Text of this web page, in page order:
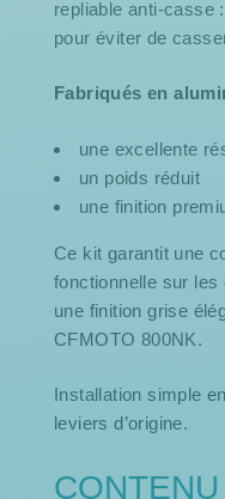
repliable anti-casse
pour éviter de
Fabriqués en
une excellente
un poids réduit
une finition
Ce kit garantit une
fonctionnelle sur les
une finition grise
CFMOTO 800NK.
Installation simple
leviers d’origine.